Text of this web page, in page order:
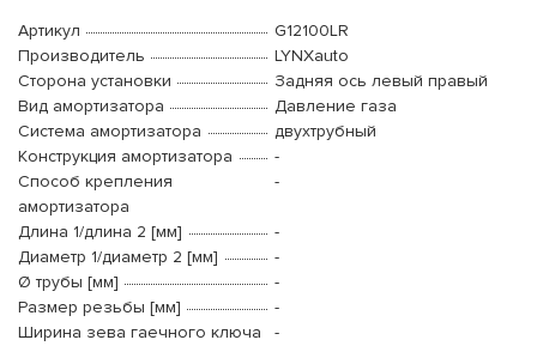
Артикул
G12100LR
Производитель
LYNXauto
Сторона установки
Задняя ось левый правый
Вид амортизатора
Давление газа
Система амортизатора
двухтрубный
Конструкция амортизатора
-
Способ крепления
амортизатора
-
Длина 1/длина 2 [мм]
-
Диаметр 1/диаметр 2 [мм]
-
Ø трубы [мм]
-
Размер резьбы [мм]
-
Ширина зева гаечного ключа
-